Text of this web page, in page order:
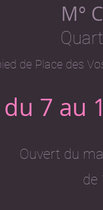
M°
de Place des
du 7 au
Ouvert du
de